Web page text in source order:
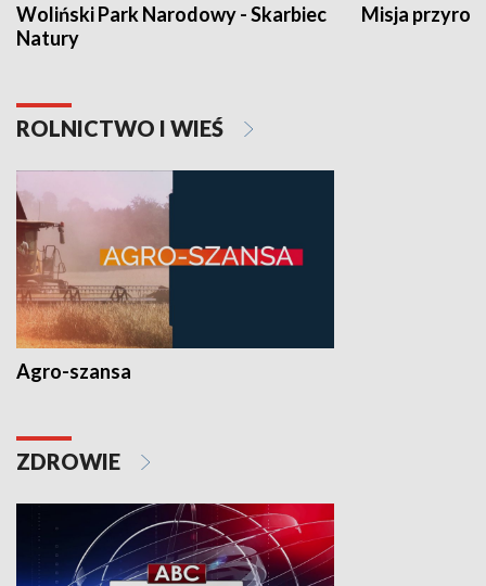
Woliński Park Narodowy - Skarbiec
Natury
Misja
ROLNICTWO I WIEŚ
Agro-szansa
ZDROWIE